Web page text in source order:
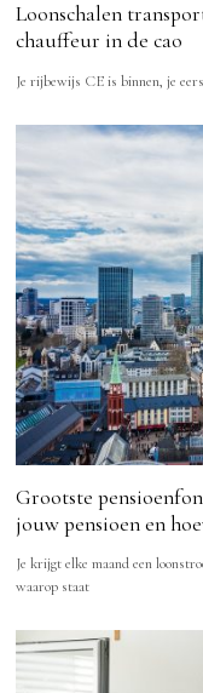
Loonschalen
chauffeur in de cao
Je rijbewijs CE is binnen, je
Grootste
jouw pensioen en
Je krijgt elke maand een
waarop staat